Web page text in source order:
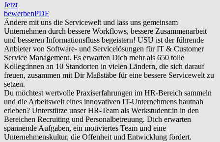
Jetzt
bewerbenPDF
Ändere mit uns die Servicewelt und lass uns gemeinsam
Unternehmen durch bessere Workflows, bessere Zusammenarbeit
und besseren Informationsfluss begeistern! USU ist der führende
Anbieter von Software- und Servicelösungen für IT & Customer
Service Management. Es erwarten Dich mehr als 650 tolle
Kolleg:innen an 10 Standorten in vielen Ländern, die sich darauf
freuen, zusammen mit Dir Maßstäbe für eine bessere Servicewelt zu
setzen.
Du möchtest wertvolle Praxiserfahrungen im HR-Bereich sammeln
und die Arbeitswelt eines innovativen IT-Unternehmens hautnah
erleben? Unterstütze unser HR-Team als Werkstudent:in in den
Bereichen Recruiting und Personalbetreuung. Dich erwarten
spannende Aufgaben, ein motiviertes Team und eine
Unternehmenskultur, die Offenheit und Entwicklung fördert.